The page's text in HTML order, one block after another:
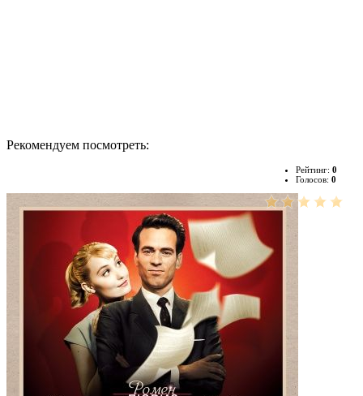
Рекомендуем посмотреть:
Рейтинг: 0
Голосов: 0